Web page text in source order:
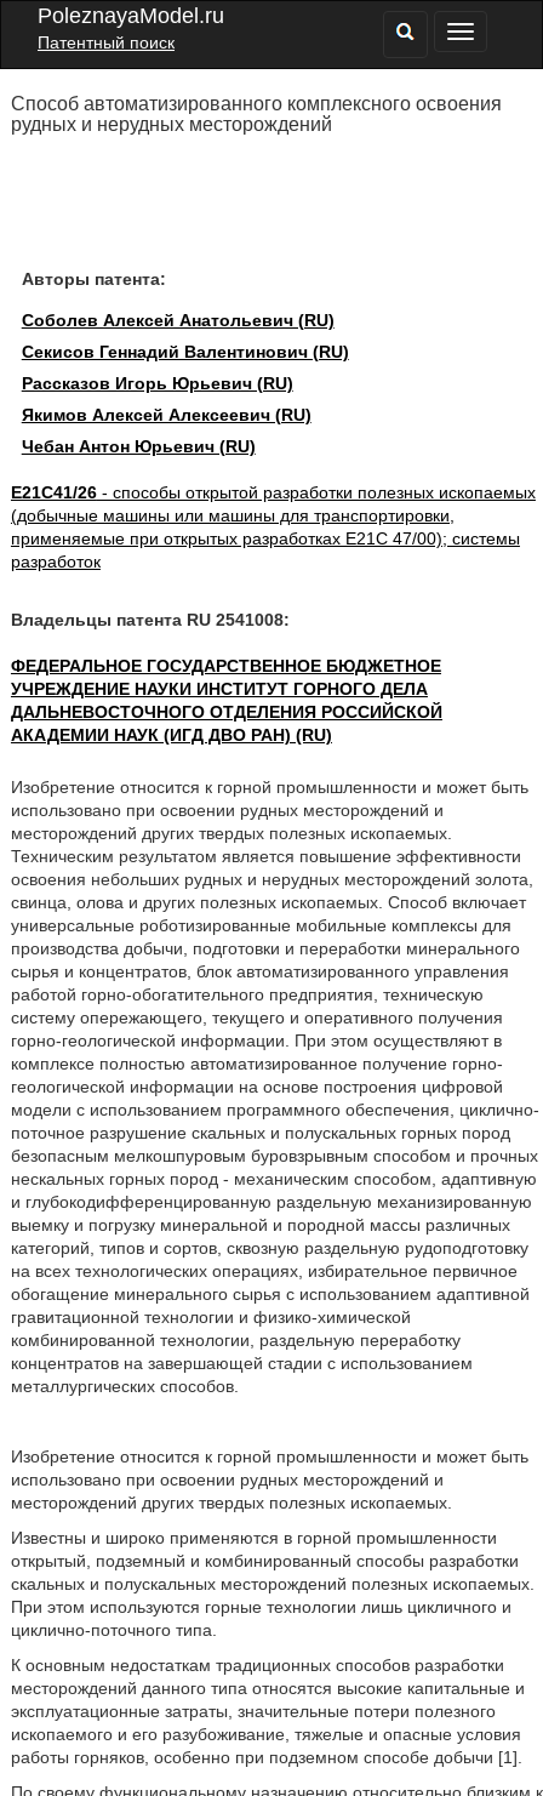
PoleznayaModel.ru
Патентный поиск
Способ автоматизированного комплексного освоения
рудных и нерудных месторождений
Авторы патента:
Соболев Алексей Анатольевич (RU)
Секисов Геннадий Валентинович (RU)
Рассказов Игорь Юрьевич (RU)
Якимов Алексей Алексеевич (RU)
Чебан Антон Юрьевич (RU)
E21C41/26- способы открытой разработки полезных ископаемых
(добычные машины или машины для транспортировки,
применяемые при открытых разработках E21C 47/00); системы
разработок
Владельцы патента RU 2541008:
ФЕДЕРАЛЬНОЕ ГОСУДАРСТВЕННОЕ БЮДЖЕТНОЕ
УЧРЕЖДЕНИЕ НАУКИ ИНСТИТУТ ГОРНОГО ДЕЛА
ДАЛЬНЕВОСТОЧНОГО ОТДЕЛЕНИЯ РОССИЙСКОЙ
АКАДЕМИИ НАУК (ИГД ДВО РАН) (RU)
Изобретение относится к горной промышленности и может быть
использовано при освоении рудных месторождений и
месторождений других твердых полезных ископаемых.
Техническим результатом является повышение эффективности
освоения небольших рудных и нерудных месторождений золота,
свинца, олова и других полезных ископаемых. Способ включает
универсальные роботизированные мобильные комплексы для
производства добычи, подготовки и переработки минерального
сырья и концентратов, блок автоматизированного управления
работой горно-обогатительного предприятия, техническую
систему опережающего, текущего и оперативного получения
горно-геологической информации. При этом осуществляют в
комплексе полностью автоматизированное получение горно-
геологической информации на основе построения цифровой
модели с использованием программного обеспечения, циклично-
поточное разрушение скальных и полускальных горных пород
безопасным мелкошпуровым буровзрывным способом и прочных
нескальных горных пород - механическим способом, адаптивную
и глубокодифференцированную раздельную механизированную
выемку и погрузку минеральной и породной массы различных
категорий, типов и сортов, сквозную раздельную рудоподготовку
на всех технологических операциях, избирательное первичное
обогащение минерального сырья с использованием адаптивной
гравитационной технологии и физико-химической
комбинированной технологии, раздельную переработку
концентратов на завершающей стадии с использованием
металлургических способов.
Изобретение относится к горной промышленности и может быть
использовано при освоении рудных месторождений и
месторождений других твердых полезных ископаемых.
Известны и широко применяются в горной промышленности
открытый, подземный и комбинированный способы разработки
скальных и полускальных месторождений полезных ископаемых.
При этом используются горные технологии лишь цикличного и
циклично-поточного типа.
К основным недостаткам традиционных способов разработки
месторождений данного типа относятся высокие капитальные и
эксплуатационные затраты, значительные потери полезного
ископаемого и его разубоживание, тяжелые и опасные условия
работы горняков, особенно при подземном способе добычи [1].